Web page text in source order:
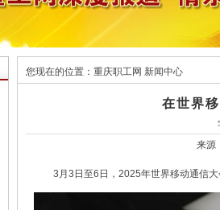
您现在的位置： 重庆职工网 新闻中心
在世界
来源
3月3日至6日，2025年世界移动通信大